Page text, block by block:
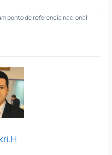
ponto de referencia nacional.